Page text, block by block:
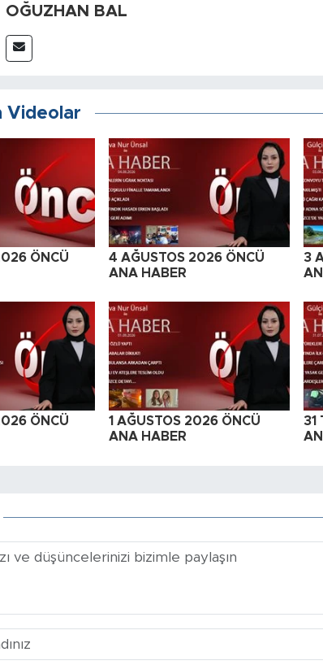
OĞUZHAN BAL
Videolar
ÖNCÜ
4 AĞUSTOS 2026 ÖNCÜ
ANA HABER
3
ÖNCÜ
1 AĞUSTOS 2026 ÖNCÜ
ANA HABER
31